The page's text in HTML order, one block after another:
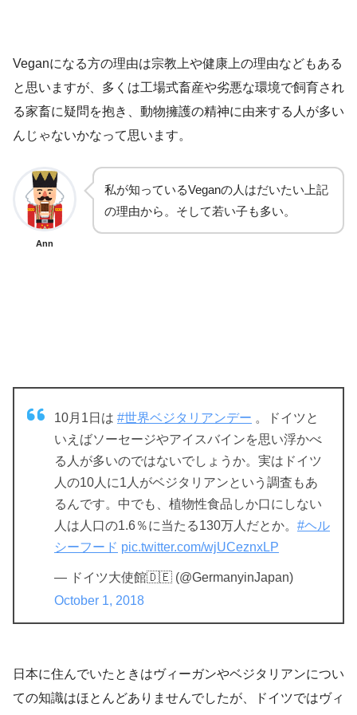
Veganになる方の理由は宗教上や健康上の理由などもある
と思いますが、多くは工場式畜産や劣悪な環境で飼育され
る家畜に疑問を抱き、動物擁護の精神に由来する人が多い
んじゃないかなって思います。
Ann
私が知っているVeganの人はだいたい上記
の理由から。そして若い子も多い。
10月1日は #世界ベジタリアンデー 。ドイツと
いえばソーセージやアイスバインを思い浮かべ
る人が多いのではないでしょうか。実はドイツ
人の10人に1人がベジタリアンという調査もあ
るんです。中でも、植物性食品しか口にしない
人は人口の1.6％に当たる130万人だとか。 #ヘル
シーフード pic.twitter.com/wjUCeznxLP
— ドイツ大使館🇩🇪 (@GermanyinJapan)
October 1, 2018
日本に住んでいたときはヴィーガンやベジタリアンについ
ての知識はほとんどありませんでしたが、ドイツではヴィ